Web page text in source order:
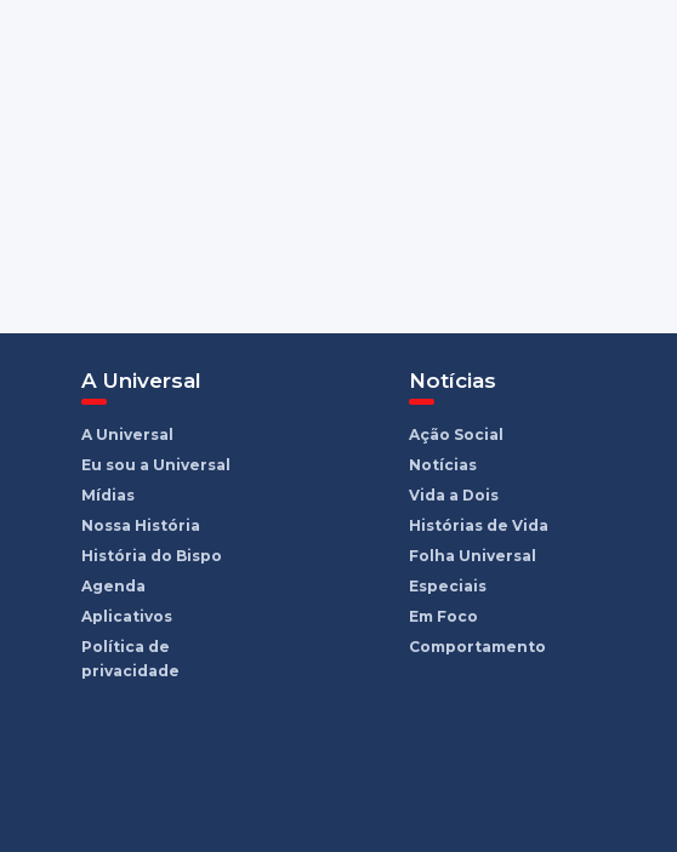
A Universal
A Universal
Eu sou a Universal
Mídias
Nossa História
História do Bispo
Agenda
Aplicativos
Política de
privacidade
Notícias
Ação Social
Notícias
Vida a Dois
Histórias de Vida
Folha Universal
Especiais
Em Foco
Comportamento